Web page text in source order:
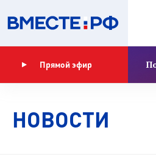
Прямой эфир
НОВОСТИ